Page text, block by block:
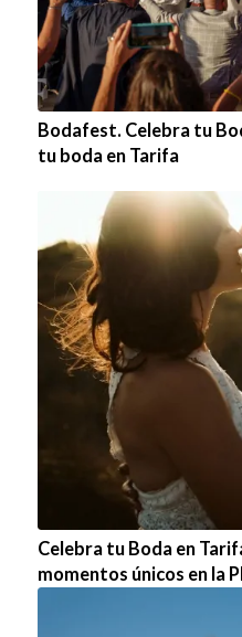
Bodafest. Celebra tu
tu boda en Tarifa
Celebra tu Boda en
momentos únicos en la